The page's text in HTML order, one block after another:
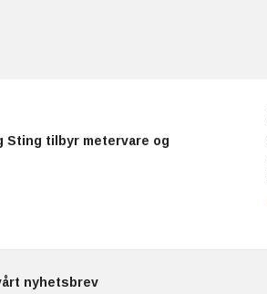
Sting tilbyr metervare og
nyhetsbrev